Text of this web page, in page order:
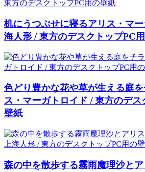
机にうつぶせに寝るアリス・マ
海人形 / 東方のデスクトップPC
色どり豊かな花や草が生える庭
ス・マーガトロイド / 東方のデ
壁紙
森の中を散歩する霧雨魔理沙と